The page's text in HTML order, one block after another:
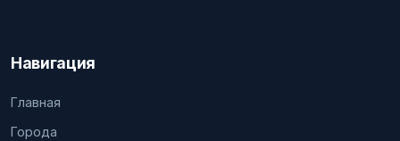
Навигация
Главная
Города